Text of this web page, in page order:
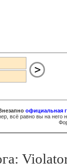
официальная
всё равно вы на